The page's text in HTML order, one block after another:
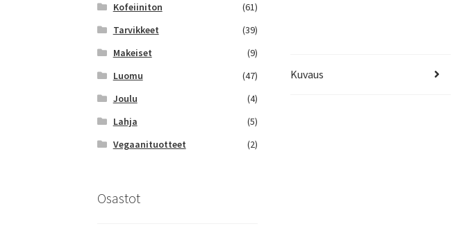
Kuvaus
Kofeiiniton
(61)
Tarvikkeet
(39)
Makeiset
(9)
Luomu
(47)
Joulu
(4)
Lahja
(5)
Vegaanituotteet
(2)
Osastot